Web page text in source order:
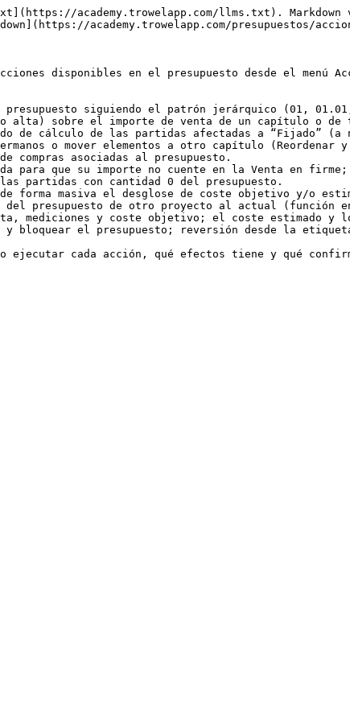
academy.trowelapp.com/llms.txt). Markdown
academy.trowelapp.com/presupuestos/
disponibles en el presupuesto desde el menú
siguiendo el patrón jerárquico (01,
sobre el importe de venta de un capítulo o de
de cálculo de las partidas afectadas a “Fijado”
o mover elementos a otro capítulo (Reordenar
compras asociadas al presupuesto.
para que su importe no cuente en la Venta en
partidas con cantidad 0 del presupuesto.
forma masiva el desglose de coste objetivo y/o
presupuesto de otro proyecto al actual (función
mediciones y coste objetivo; el coste estimado y
el presupuesto; reversión desde la etiqueta